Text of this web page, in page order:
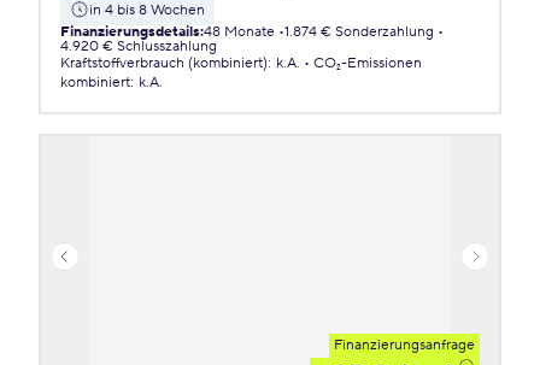
in 4 bis 8 Wochen
Finanzierungsdetails:48 Monate 1.874 € Sonderzahlung
4.920 € Schlusszahlung
Kraftstoffverbrauch (kombiniert): k.A.
CO₂-Emissionen
kombiniert: k.A.
Finanzierungsanfrage